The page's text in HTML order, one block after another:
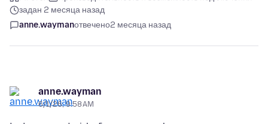
задан 2 месяца назад
anne.waymanотвечено2 месяца назад
anne.wayman
6/1/26, 9:58 AM